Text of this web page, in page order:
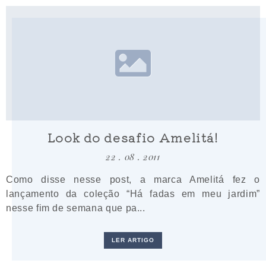
Look do desafio Amelitá!
22 . 08 . 2011
Como disse nesse post, a marca Amelitá fez o
lançamento da coleção “Há fadas em meu jardim”
nesse fim de semana que pa...
LER ARTIGO